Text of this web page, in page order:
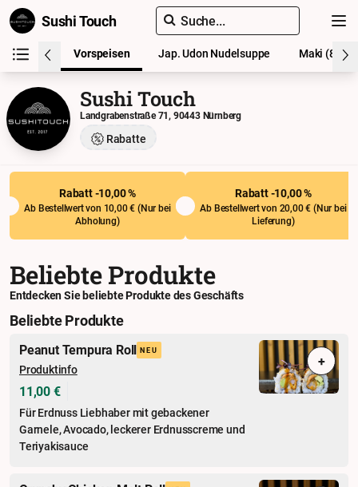
Sushi Touch Suche...
Vorspeisen Jap. Udon Nudelsuppe Maki (8
Sushi Touch
Landgrabenstraße 71, 90443 Nürnberg
Rabatte
Rabatt -10,00 %
Ab Bestellwert von 10,00 € (Nur bei
Abholung)
Rabatt -10,00 %
Ab Bestellwert von 20,00 € (Nur bei
Lieferung)
Beliebte Produkte
Entdecken Sie beliebte Produkte des Geschäfts
Beliebte Produkte
Peanut Tempura Roll NEU
Produktinfo
11,00 €
Für Erdnuss Liebhaber mit gebackener
Garnele, Avocado, leckerer Erdnusscreme und
Teriyakisauce
+